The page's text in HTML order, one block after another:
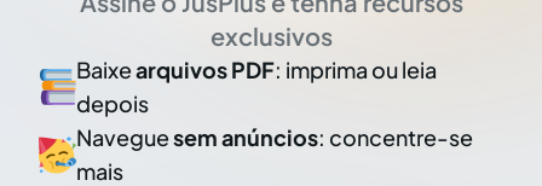
exclusivos
Baixearquivos PDF: imprima ou leia
depois
Naveguesem anúncios: concentre-se
mais